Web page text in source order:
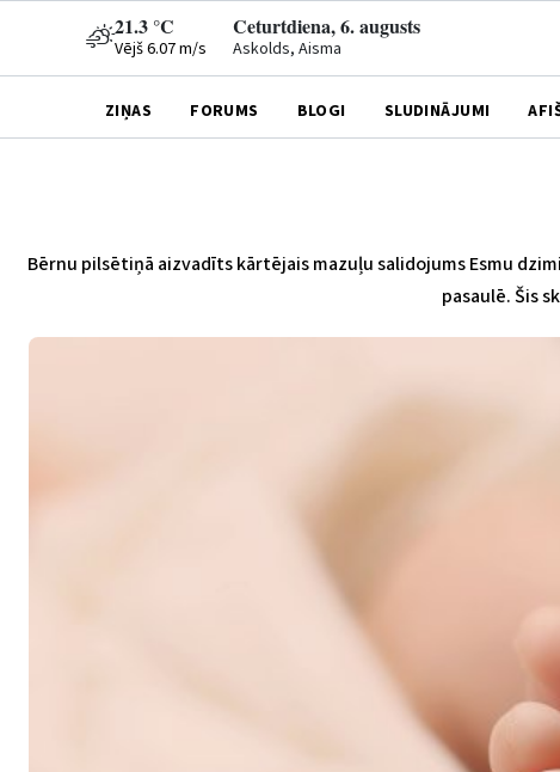
21.3 °C
Vējš 6.07 m/s
Ceturtdiena, 6. augusts
Askolds, Aisma
ZIŅAS FORUMS BLOGI SLUDINĀJUMI
Bērnu pilsētiņā aizvadīts kārtējais mazuļu salidojumsEsmu
pasaulē. Šis